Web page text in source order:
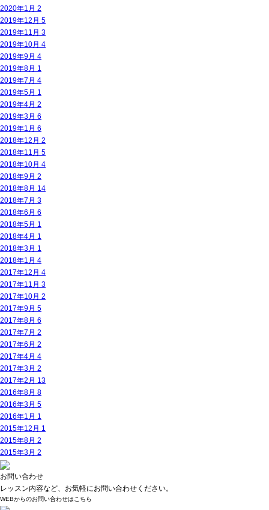
2020年1月 2
2019年12月 5
2019年11月 3
2019年10月 4
2019年9月 4
2019年8月 1
2019年7月 4
2019年5月 1
2019年4月 2
2019年3月 6
2019年1月 6
2018年12月 2
2018年11月 5
2018年10月 4
2018年9月 2
2018年8月 14
2018年7月 3
2018年6月 6
2018年5月 1
2018年4月 1
2018年3月 1
2018年1月 4
2017年12月 4
2017年11月 3
2017年10月 2
2017年9月 5
2017年8月 6
2017年7月 2
2017年6月 2
2017年4月 4
2017年3月 2
2017年2月 13
2016年8月 8
2016年3月 5
2016年1月 1
2015年12月 1
2015年8月 2
2015年3月 2
お問い合わせ
レッスン内容など、お気軽にお問い合わせください。
WEBからのお問い合わせはこちら